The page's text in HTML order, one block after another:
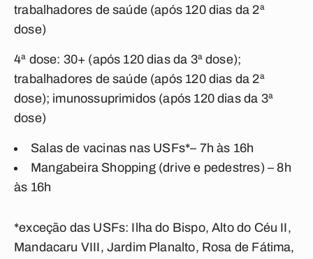
trabalhadores de saúde (após 120 dias da 2ª
dose)
4ª dose: 30+ (após 120 dias da 3ª dose);
trabalhadores de saúde (após 120 dias da 2ª
dose); imunossuprimidos (após 120 dias da 3ª
dose)
Salas de vacinas nas USFs*– 7h às 16h
Mangabeira Shopping (drive e pedestres) – 8h
às 16h
*exceção das USFs: Ilha do Bispo, Alto do Céu II,
Mandacaru VIII, Jardim Planalto, Rosa de Fátima,